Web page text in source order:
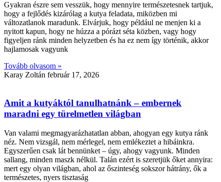
Gyakran észre sem vesszük, hogy mennyire természetesnek tartjuk,
hogy a fejlődés kizárólag a kutya feladata, miközben mi
változatlanok maradunk. Elvárjuk, hogy például ne menjen ki a
nyitott kapun, hogy ne húzza a pórázt séta közben, vagy hogy
figyeljen ránk minden helyzetben és ha ez nem így történik, akkor
hajlamosak vagyunk
Tovább olvasom »
Karay Zoltán február 17, 2026
Amit a kutyáktól tanulhatnánk – embernek
maradni egy türelmetlen világban
Van valami megmagyarázhatatlan abban, ahogyan egy kutya ránk
néz. Nem vizsgál, nem mérlegel, nem emlékeztet a hibáinkra.
Egyszerűen csak lát bennünket – úgy, ahogy vagyunk. Minden
sallang, minden maszk nélkül. Talán ezért is szeretjük őket annyira:
mert egy olyan világban, ahol az őszinteség sokszor hátrány, ők a
természetes, nyers tisztaság